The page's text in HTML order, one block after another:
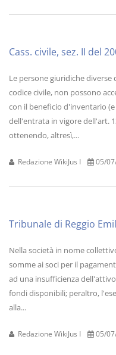
Cass. civile, sez. II del
Le persone giuridiche diverse
codice civile, non possono
con il beneficio d'inventario
dell'entrata in vigore dell'art.
ottenendo, altresì,...
Redazione WikiJus I 05/
Tribunale di Reggio
Nella società in nome
somme ai soci per il
ad una insufficienza
fondi disponibili; peraltro,
alla...
Redazione WikiJus I 05/